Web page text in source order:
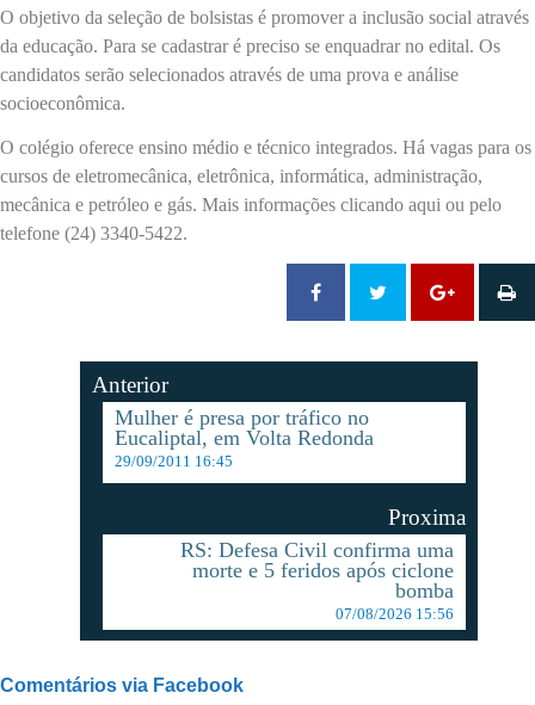
O objetivo da seleção de bolsistas é promover a inclusão social através
da educação. Para se cadastrar é preciso se enquadrar no edital. Os
candidatos serão selecionados através de uma prova e análise
socioeconômica.
O colégio oferece ensino médio e técnico integrados. Há vagas para os
cursos de eletromecânica, eletrônica, informática, administração,
mecânica e petróleo e gás. Mais informações clicando aqui ou pelo
telefone (24) 3340-5422.
Anterior
Mulher é presa por tráfico no
Eucaliptal, em Volta Redonda
29/09/2011 16:45
Proxima
RS: Defesa Civil confirma uma
morte e 5 feridos após ciclone
bomba
07/08/2026 15:56
Comentários via Facebook